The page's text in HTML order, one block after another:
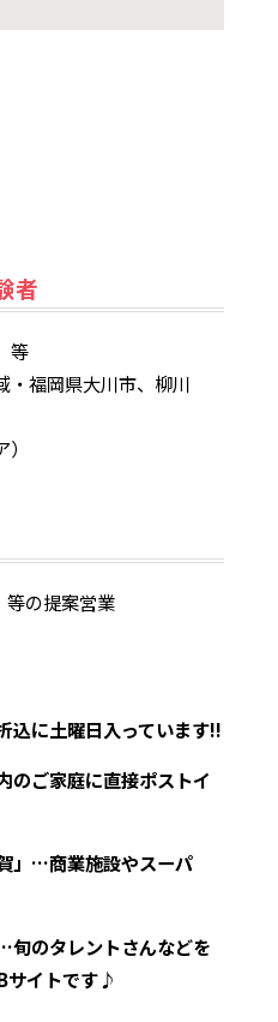
者
等
・福岡県大川市、柳川
の提案営業
に土曜日入っています!!
ご家庭に直接ポストイ
」…商業施設やスーパ
旬のタレントさんなどを
サイトです♪